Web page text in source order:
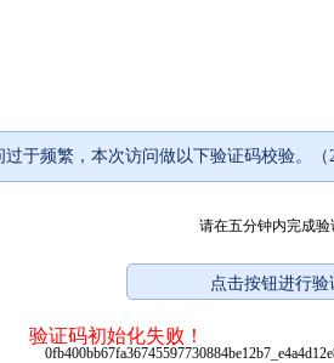
过于频繁，本次访问做以下验证码校验。（
请在五分钟内完成验
验证码初始化失败！